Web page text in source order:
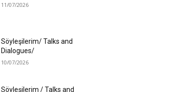
11/07/2026
Söyleşilerim/ Talks and
Dialogues/
10/07/2026
Söyleşilerim / Talks and